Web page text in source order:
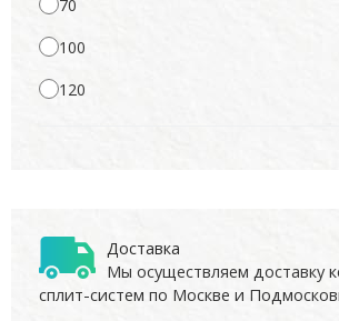
70
100
120
Доставка
Мы осуществляем доставку
сплит-систем по Москве и